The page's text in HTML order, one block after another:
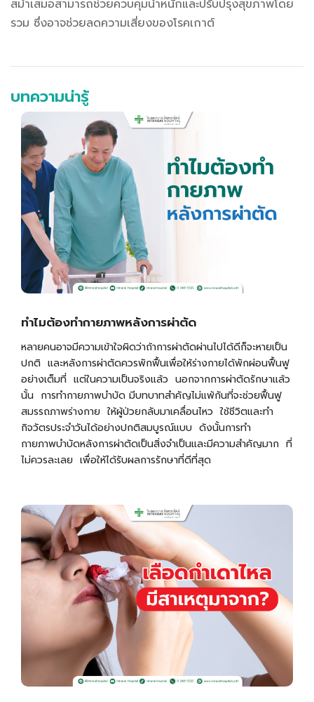
สม่ำเสมอสามารถช่วยควบคุมน้ำหนักและปรับปรุงสุขภาพโดย
รวม ซึ่งอาจช่วยลดความเสี่ยงของโรคเกาต์
บทความน่ารู้
ทำไมต้องทำกายภาพหลังการผ่าตัด
หลายคนอาจมีความเข้าใจผิดว่าถ้าการผ่าตัดผ่านไปได้ดีก็จะหายเป็น
ปกติ และหลังการผ่าตัดควรพักฟื้นเพื่อให้ร่างกายได้พักผ่อนฟื้นฟู
อย่างเต็มที่ แต่ในความเป็นจริงแล้ว นอกจากการผ่าตัดรักษาแล้ว
นั้น การทำกายภาพบำบัด มีบทบาทสำคัญไม่แพ้กันที่จะช่วยฟื้นฟู
สมรรถภาพร่างกาย ให้ผู้ป่วยกลับมาเคลื่อนไหว ใช้ชีวิตและทำ
กิจวัตรประจำวันได้อย่างปกติสมบูรณ์แบบ ดังนั้นการทำ
กายภาพบำบัดหลังการผ่าตัดเป็นสิ่งจำเป็นและมีความสำคัญมาก ที่
ไม่ควรละเลย เพื่อให้ได้รับผลการรักษาที่ดีที่สุด